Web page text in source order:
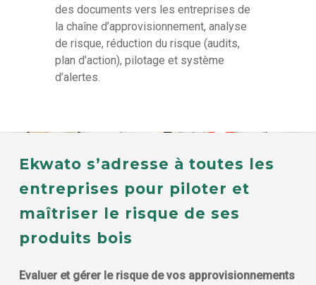
des documents vers les entreprises de
la chaîne d’approvisionnement, analyse
de risque, réduction du risque (audits,
plan d’action), pilotage et système
d’alertes.
Ekwato s’adresse à toutes les
entreprises pour piloter et
maîtriser le risque de ses
produits bois
Evaluer et gérer le risque de vos approvisionnements